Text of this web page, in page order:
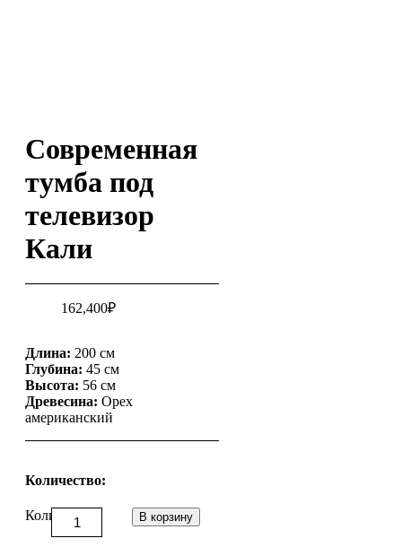
Современная
тумба под
телевизор
Кали
162,400₽
Длина: 200 см
Глубина: 45 см
Высота: 56 см
Древесина: Орех
американский
Количество:
Количество В корзину